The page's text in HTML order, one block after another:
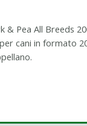
& Pea All Breeds
cani in formato